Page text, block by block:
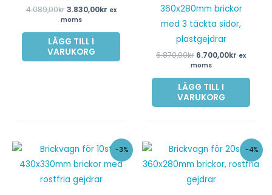
4.089,00kr 3.830,00kr ex
moms
LÄGG TILL I
VARUKORG
360x280mm brickor
med 3 täckta sidor,
plastgejdrar
6.870,00kr 6.700,00kr ex
moms
LÄGG TILL I
VARUKORG
-3%
Det
ursprungliga
priset
4.365,00kr.
Det
nuvarande
priset
-4%
Det
ursprungliga
priset
var:
6.535,00kr.
Det
priset